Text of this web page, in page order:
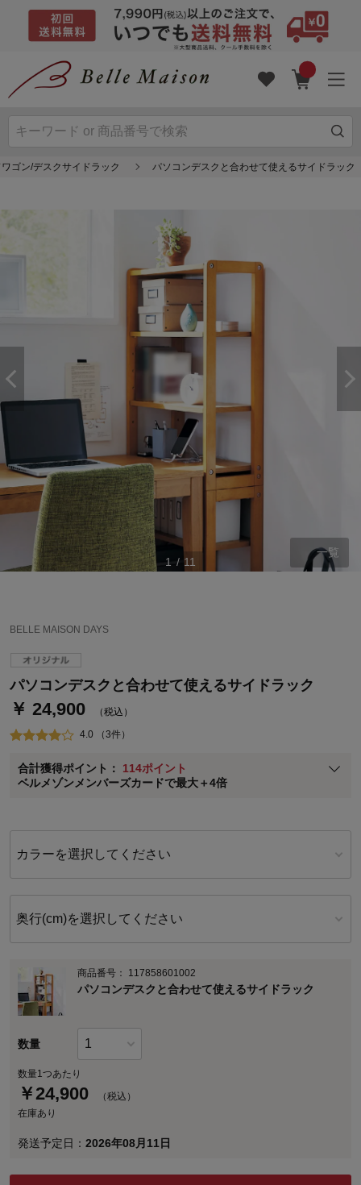
ゴン/デスクサイドラック パソコンデスクと合わせて使えるサイドラック
1 / 11
一覧
BELLE MAISON DAYS
パソコンデスクと合わせて使えるサイドラック
￥ 24,900 （税込）
4.0 （3件）
合計獲得ポイント： 114ポイント
ベルメゾンメンバーズカードで最大＋4倍
ベルメゾン・ポイントについて
通常商品送料無料 返品引取無料（JCBのみ）
即時入会なら更に500円OFFクーポンプレゼント
※メンバーズカードの加算ポイントはステージ倍率適用前の基本ポイント
に対して適用されます。
カラーを選択してください
奥行(cm)を選択してください
商品番号： 117858601002
パソコンデスクと合わせて使えるサイドラック
数量
数量1つあたり
￥24,900
（税込）
在庫あり
発送予定日： 2026年08月11日